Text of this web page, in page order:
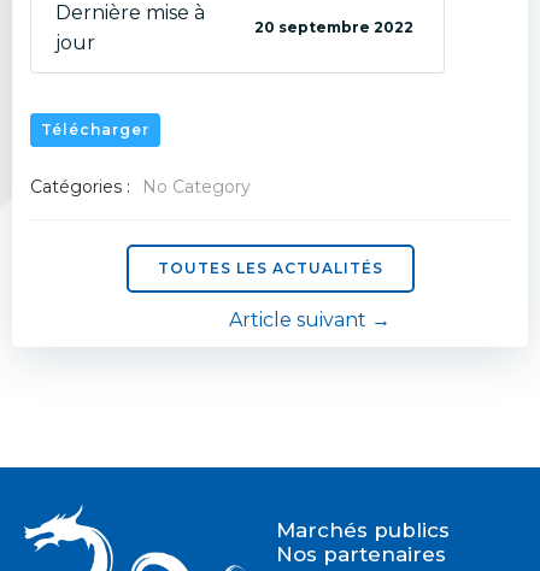
Dernière mise à
jour
20 septembre 2022
Télécharger
Catégories : No Category
TOUTES LES ACTUALITÉS
Navigation
Article suivant →
Marchés publics
Nos partenaires